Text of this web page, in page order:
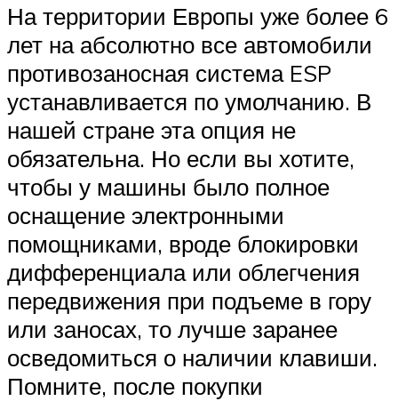
На территории Европы уже более 6
лет на абсолютно все автомобили
противозаносная система ESP
устанавливается по умолчанию. В
нашей стране эта опция не
обязательна. Но если вы хотите,
чтобы у машины было полное
оснащение электронными
помощниками, вроде блокировки
дифференциала или облегчения
передвижения при подъеме в гору
или заносах, то лучше заранее
осведомиться о наличии клавиши.
Помните, после покупки